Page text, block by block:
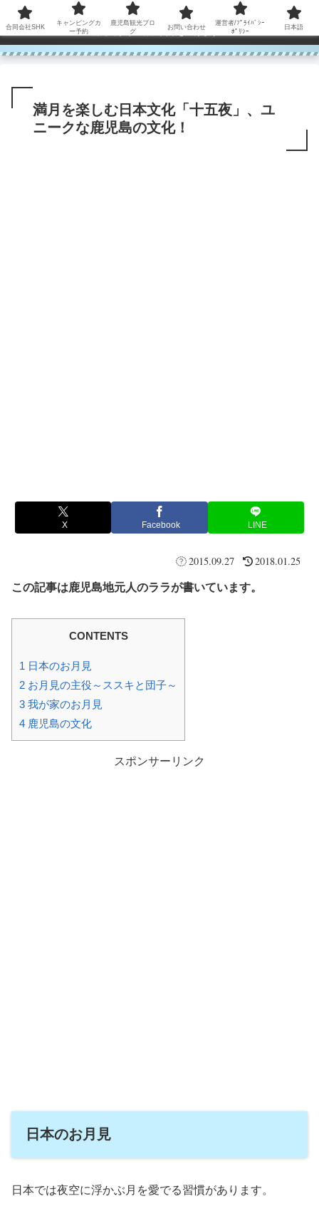
コンテンツへスキップ
鹿児島から世界に笑顔を広げます！
満月を楽しむ日本文化「十五夜」、ユ
ニークな鹿児島の文化！
X Facebook LINE
2015.09.27 2018.01.25
この記事は鹿児島地元人のララが書いています。
CONTENTS
1 日本のお月見
2 お月見の主役～ススキと団子～
3 我が家のお月見
4 鹿児島の文化
スポンサーリンク
日本のお月見
日本では夜空に浮かぶ月を愛でる習慣があります。
合同会社SHK
キャンピングカ
ー予約
鹿児島観光ブロ
グ
お問い合わせ
運営者/ﾌﾟﾗｲﾊﾞｼｰ
ﾎﾟﾘｼｰ
日本語